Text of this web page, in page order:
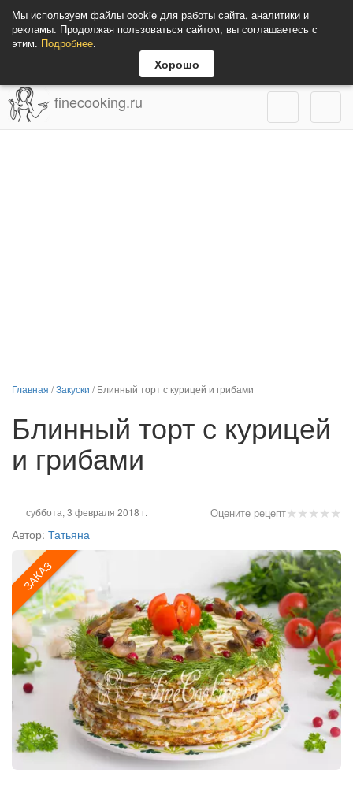
Мы используем файлы cookie для работы сайта, аналитики и
рекламы. Продолжая пользоваться сайтом, вы соглашаетесь с
этим. Подробнее.
Хорошо
finecooking.ru
Главная /Закуски /Блинный торт с курицей и грибами
Блинный торт с курицей
и грибами
★★★★★
Оцените рецепт
суббота, 3 февраля 2018 г.
Автор: Татьяна
ЗАКАЗ